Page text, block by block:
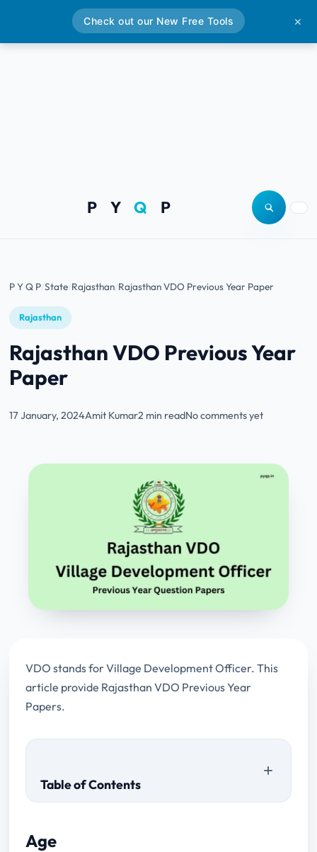
P YQ P Open site
P Y Q P State Rajasthan Rajasthan VDO Previous Year Paper
Rajasthan
Rajasthan VDO Previous Year
Paper
17 January, 2024Amit Kumar2 min readNo comments yet
VDO stands for Village Development Officer. This
article provide Rajasthan VDO Previous Year
Papers.
Table of Contents
Age
Check out our New Free Tools ✕